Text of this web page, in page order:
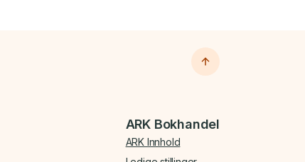
ARK Bokhandel
ARK Innhold